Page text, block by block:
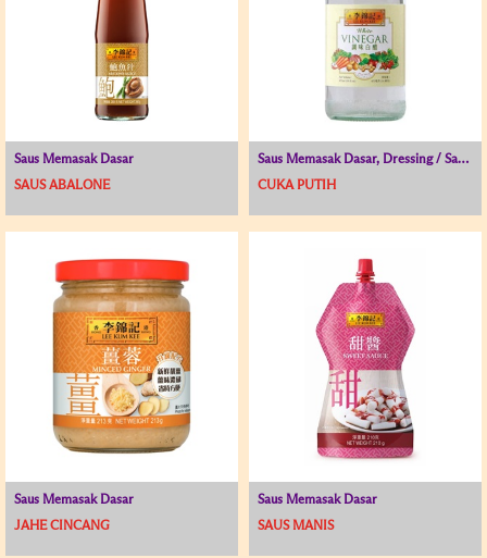
Saus Memasak Dasar
SAUS ABALONE
Saus Memasak Dasar, Dressing / Saus untuk Hidangan Dingin, Cuka
CUKA PUTIH
Saus Memasak Dasar
JAHE CINCANG
Saus Memasak Dasar
SAUS MANIS